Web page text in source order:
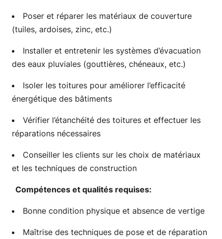
Poser et réparer les matériaux de couverture
(tuiles, ardoises, zinc, etc.)
Installer et entretenir les systèmes d’évacuation
des eaux pluviales (gouttières, chéneaux, etc.)
Isoler les toitures pour améliorer l’efficacité
énergétique des bâtiments
Vérifier l’étanchéité des toitures et effectuer les
réparations nécessaires
Conseiller les clients sur les choix de matériaux
et les techniques de construction
Compétences et qualités requises:
Bonne condition physique et absence de vertige
Maîtrise des techniques de pose et de réparation